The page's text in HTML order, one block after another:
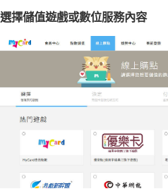
選擇儲值遊戲或數位服務內容